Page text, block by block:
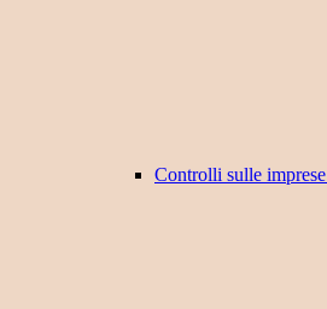
Controlli sulle imprese